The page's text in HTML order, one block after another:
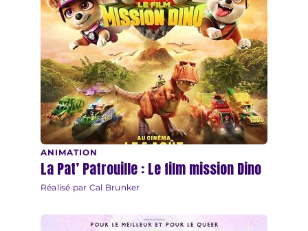
La Pat’ Patrouille : Le film mission Dino
ANIMATION
Réalisé par Cal Brunker